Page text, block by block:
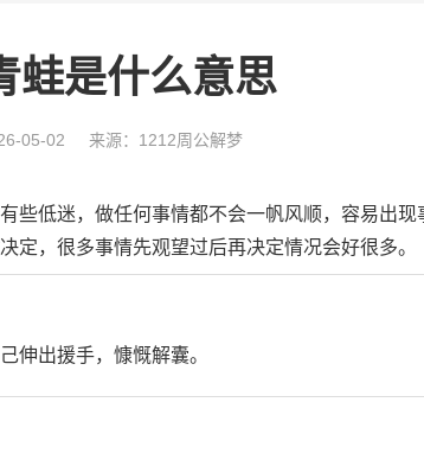
蛙是什么意思
05-02 来源：1212周公解梦
些低迷，做任何事情都不会一帆风顺，容易出现
定，很多事情先观望过后再决定情况会好很多。
伸出援手，慷慨解囊。